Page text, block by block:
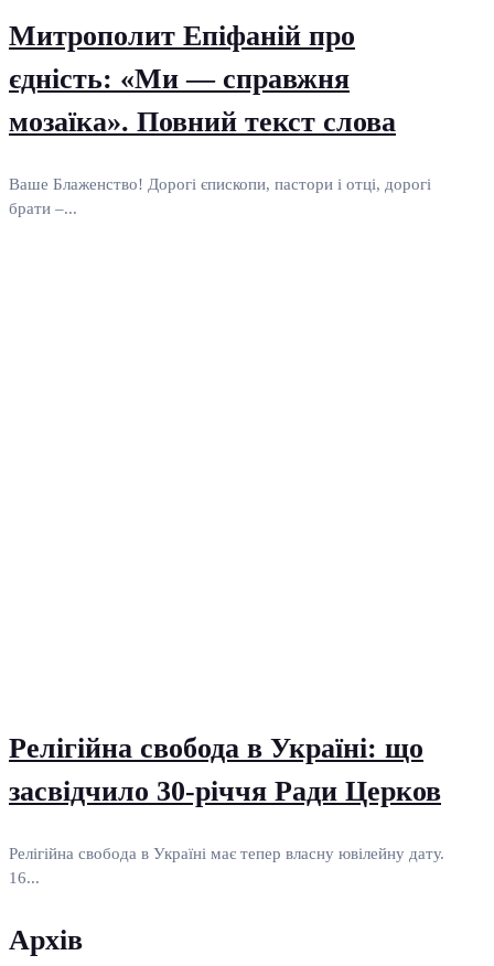
Митрополит Епіфаній про
єдність: «Ми — справжня
мозаїка». Повний текст слова
Ваше Блаженство! Дорогі єпископи, пастори і отці, дорогі
брати –...
Релігійна свобода в Україні: що
засвідчило 30-річчя Ради Церков
Релігійна свобода в Україні має тепер власну ювілейну дату.
16...
Архів